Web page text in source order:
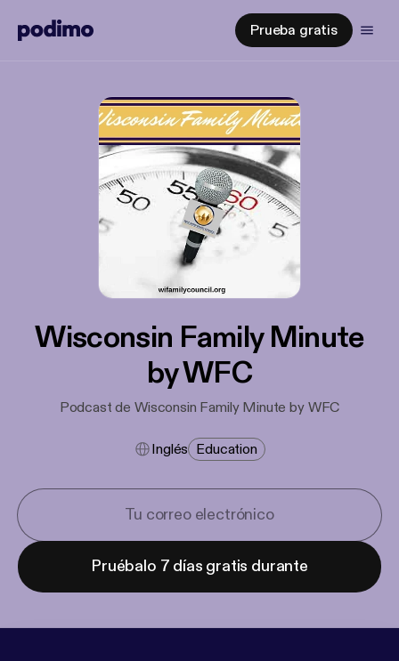
Prueba gratis
Wisconsin Family Minute
by WFC
Podcast de Wisconsin Family Minute by WFC
Inglés Education
Pruébalo 7 días gratis durante